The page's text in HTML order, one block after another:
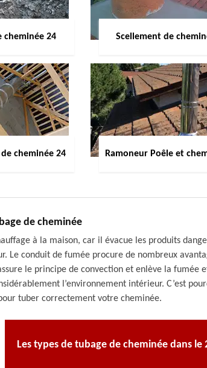
cheminée 24 Scellement de
cheminée 24 Ramoneur Poêle et
de cheminée
à la maison, car il évacue les produits
Le conduit de fumée procure de nombreux
le principe de convection et enlève la fumée
l’environnement intérieur. C’est
tuber correctement votre cheminée.
Les types de tubage de cheminée dans le